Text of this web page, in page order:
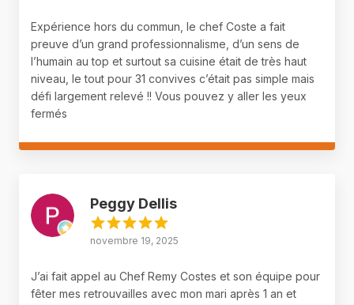
Expérience hors du commun, le chef Coste a fait
preuve d’un grand professionnalisme, d’un sens de
l’humain au top et surtout sa cuisine était de très haut
niveau, le tout pour 31 convives c’était pas simple mais
défi largement relevé !! Vous pouvez y aller les yeux
fermés
Peggy Dellis
novembre 19, 2025
J’ai fait appel au Chef Remy Costes et son équipe pour
fêter mes retrouvailles avec mon mari après 1 an et